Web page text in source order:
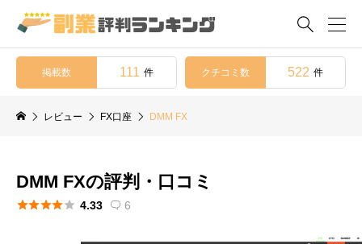

掲載数 111 件 クチコミ数 522 件
レビュー FX口座 DMM FX
DMM FXの評判・口コミ
 4.33  6